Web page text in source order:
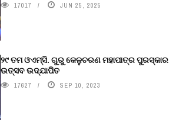
17017 JUN 25, 2025
୨୯ ତମ ଓଏମ୍‌ସି. ଗୁରୁ କେଳୁଚରଣ ମହାପାତ୍ର ପୁରସ୍କାର
ଉତ୍ସବ ଉଦ୍‍ଯାପିତ
17627 SEP 10, 2023